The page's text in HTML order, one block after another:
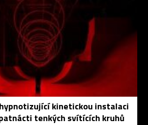
kinetickou instalaci
tenkých svítících kruhů